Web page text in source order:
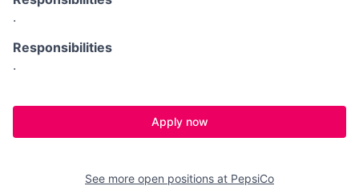
.
Responsibilities
.
Apply now
See more open positions at PepsiCo